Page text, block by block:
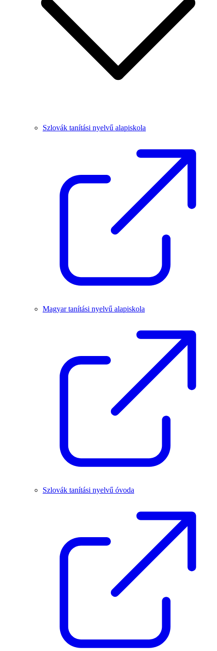
Szlovák tanítási nyelvű alapiskola
Magyar tanítási nyelvű alapiskola
Szlovák tanítási nyelvű óvoda